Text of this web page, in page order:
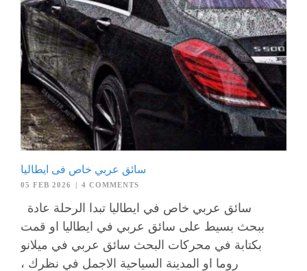
سائق عربي خاص فى ايطاليا
05 FEB 2026 | 4 COMMENTS
ببحث بسيط على سائق عربي في ايطاليا او قمت
بكتابة في محركات البحث سائق عربي في ميلانو
روما او المدينة السياحية الاجمل في نظرك ،